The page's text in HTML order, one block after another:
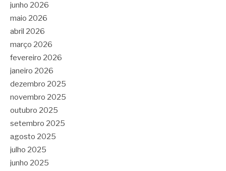
junho 2026
maio 2026
abril 2026
março 2026
fevereiro 2026
janeiro 2026
dezembro 2025
novembro 2025
outubro 2025
setembro 2025
agosto 2025
julho 2025
junho 2025